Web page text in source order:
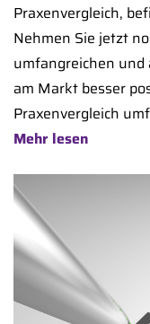
Praxenvergleich,
Nehmen Sie jetzt
umfangreichen
am Markt besser
Praxenvergleich
Mehr lesen